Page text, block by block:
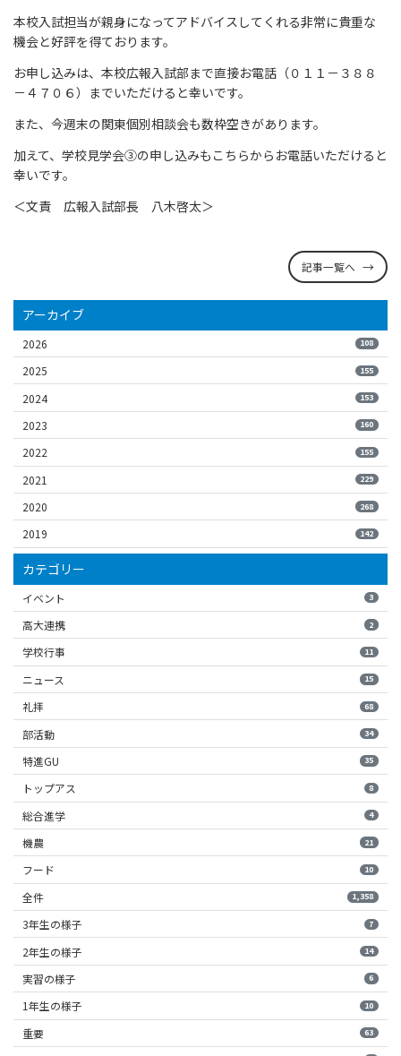
本校入試担当が親身になってアドバイスしてくれる非常に貴重な
機会と好評を得ております。
お申し込みは、本校広報入試部まで直接お電話（０１１－３８８
－４７０６）までいただけると幸いです。
また、今週末の関東個別相談会も数枠空きがあります。
加えて、学校見学会③の申し込みもこちらからお電話いただけると
幸いです。
＜文責 広報入試部長 八木啓太＞
記事一覧へ
アーカイブ
2026 108
2025 155
2024 153
2023 160
2022 155
2021 229
2020 268
2019 142
カテゴリー
イベント 3
高大連携 2
学校行事 11
ニュース 15
礼拝 68
部活動 34
特進GU 35
トップアス 8
総合進学 4
機農 21
フード 10
全件 1,358
3年生の様子 7
2年生の様子 14
実習の様子 6
1年生の様子 10
重要 63